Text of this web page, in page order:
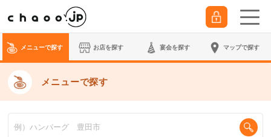
メニューで探す お店を探す 宴会を探す マップで探す
メニューで探す